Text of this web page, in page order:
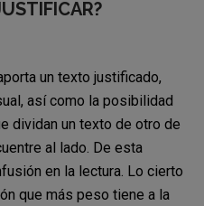
un texto justificado,
así como la posibilidad
dividan un texto de otro de
al lado. De esta
en la lectura. Lo cierto
que más peso tiene a la